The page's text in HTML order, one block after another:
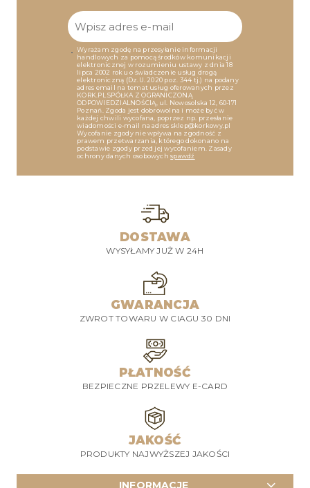
Wyrażam zgodę na przesyłanie informacji
handlowych za pomocą środków komunikacji
elektronicznej w rozumieniu ustawy z dnia 18
lipca 2002 roku o świadczenie usług drogą
elektroniczną (Dz.U. 2020 poz. 344 tj.) na podany
adres email na temat usług oferowanych przez
KORK.PL SPÓŁKA Z OGRANICZONĄ
ODPOWIEDZIALNOŚCIĄ, ul. Nowosolska 12, 60-171
Poznań. Zgoda jest dobrowolna i może być w
każdej chwili wycofana, poprzez np. przesłanie
wiadomości e-mail na adres sklep@korkowy.pl
Wycofanie zgody nie wpływa na zgodność z
prawem przetwarzania, którego dokonano na
podstawie zgody przed jej wycofaniem. Zasady
ochrony danych osobowychspawdź
DOSTAWA
WYSYŁAMY JUŻ W 24H
GWARANCJA
ZWROT TOWARU W CIAGU 30 DNI
PŁATNOŚĆ
BEZPIECZNE PRZELEWY E-CARD
JAKOŚĆ
PRODUKTY NAJWYŻSZEJ JAKOŚCI
INFORMACJE